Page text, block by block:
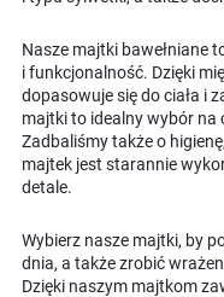
Nasze majtki bawełniane
i funkcjonalność. Dzięki
dopasowuje się do ciała i
majtki to idealny wybór na
Zadbaliśmy także o
majtek jest starannie
detale.
Wybierz nasze majtki, by
dnia, a także zrobić
Dzięki naszym majtkom